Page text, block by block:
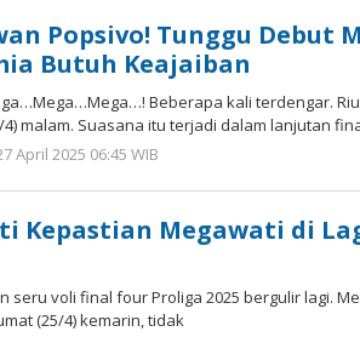
Popsivo! Tunggu Debut
Butuh Keajaiban
Beberapa kali terdengar.
malam. Suasana itu terjadi dalam lanjutan
April 2025 06:45 WIB
Kepastian Megawati di
seru voli final four Proliga 2025 bergulir lagi.
(25/4) kemarin, tidak